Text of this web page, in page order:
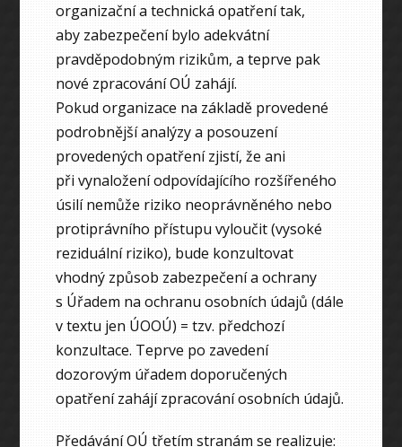
organizační a technická opatření tak,
aby zabezpečení bylo adekvátní
pravděpodobným rizikům, a teprve pak
nové zpracování OÚ zahájí.
Pokud organizace na základě provedené
podrobnější analýzy a posouzení
provedených opatření zjistí, že ani
při vynaložení odpovídajícího rozšířeného
úsilí nemůže riziko neoprávněného nebo
protiprávního přístupu vyloučit (vysoké
reziduální riziko), bude konzultovat
vhodný způsob zabezpečení a ochrany
s Úřadem na ochranu osobních údajů (dále
v textu jen ÚOOÚ) = tzv. předchozí
konzultace. Teprve po zavedení
dozorovým úřadem doporučených
opatření zahájí zpracování osobních údajů.
Předávání OÚ třetím stranám se realizuje: